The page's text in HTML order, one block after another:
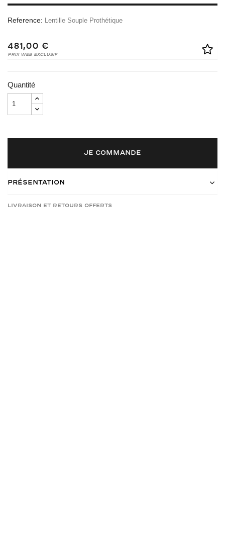
Reference: Lentille Souple Prothétique
481,00 €
Prix Web Exclusif
Quantité
JE COMMANDE
Présentation
Livraison et retours offerts